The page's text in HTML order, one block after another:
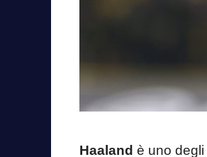
Haaland è uno degli